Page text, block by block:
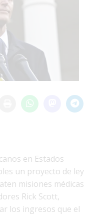
en Estados
un proyecto de ley
misiones médicas
Rick Scott,
los ingresos que el